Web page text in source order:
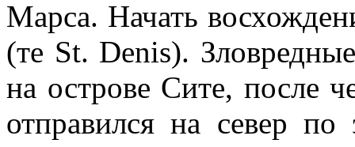
Марса. Начать
(те St. Denis).
на острове Сите, после
отправился на север